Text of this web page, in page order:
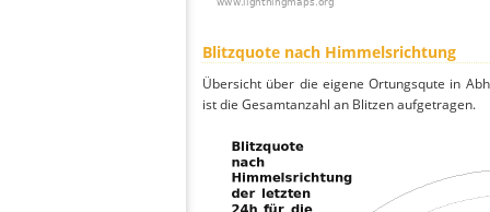
Blitzquote nach Himmelsrichtung
Übersicht über die eigene Ortungsqute in
ist die Gesamtanzahl an Blitzen aufgetragen.